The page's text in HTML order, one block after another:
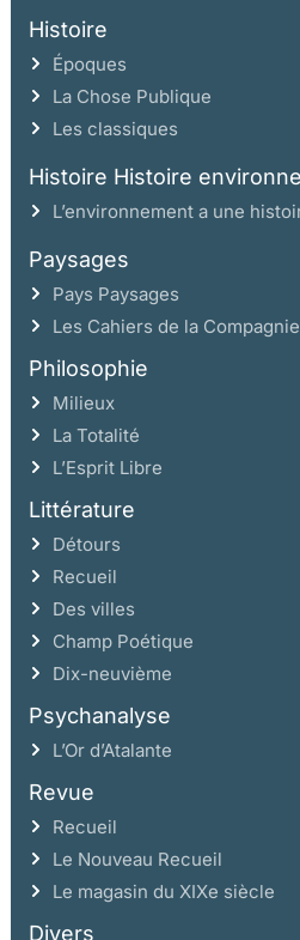
Histoire
Époques
La Chose Publique
Les classiques
Histoire Histoire
L’environnement a une
Paysages
Pays Paysages
Les Cahiers de la
Philosophie
Milieux
La Totalité
L’Esprit Libre
Littérature
Détours
Recueil
Des villes
Champ Poétique
Dix-neuvième
Psychanalyse
L’Or d’Atalante
Revue
Recueil
Le Nouveau Recueil
Le magasin du XIXe siècle
Divers